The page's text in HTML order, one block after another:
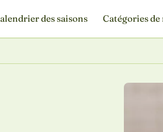
des saisons Catégories